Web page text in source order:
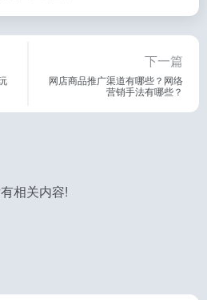
下一篇
网店商品推广渠道有哪些？网络
营销手法有哪些？
相关内容!